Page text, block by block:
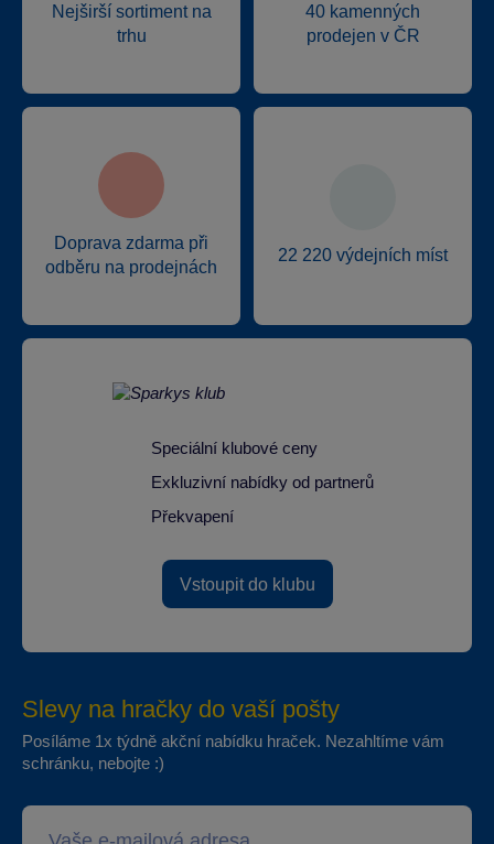
Nejširší sortiment na
trhu
40 kamenných
prodejen v ČR
Doprava zdarma při
odběru na prodejnách
22 220 výdejních míst
Speciální klubové ceny
Exkluzivní nabídky od partnerů
Překvapení
Vstoupit do klubu
Slevy na hračky do vaší pošty
Posíláme 1x týdně akční nabídku hraček. Nezahltíme vám
schránku, nebojte :)